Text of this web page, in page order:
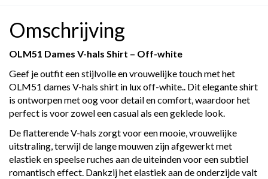
Omschrijving
OLM51 Dames V-hals Shirt – Off-white
Geef je outfit een stijlvolle en vrouwelijke touch met het
OLM51 dames V-hals shirt in lux off-white.. Dit elegante shirt
is ontworpen met oog voor detail en comfort, waardoor het
perfect is voor zowel een casual als een geklede look.
De flatterende V-hals zorgt voor een mooie, vrouwelijke
uitstraling, terwijl de lange mouwen zijn afgewerkt met
elastiek en speelse ruches aan de uiteinden voor een subtiel
romantisch effect. Dankzij het elastiek aan de onderzijde valt